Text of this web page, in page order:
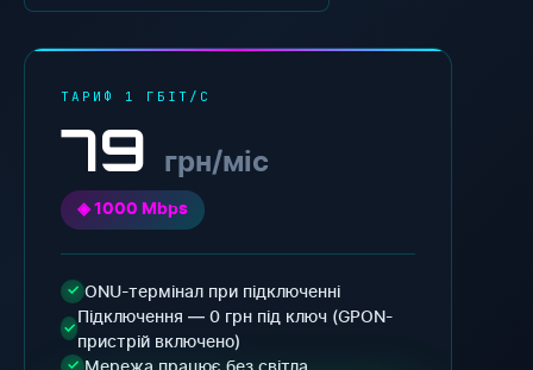
ТАРИФ 1 ГБІТ/С
79 грн/міс
◈ 1000 Mbps
✓ ONU-термінал при підключенні
✓
Підключення — 0 грн під ключ (GPON-
пристрій включено)
✓ Мережа працює без світла